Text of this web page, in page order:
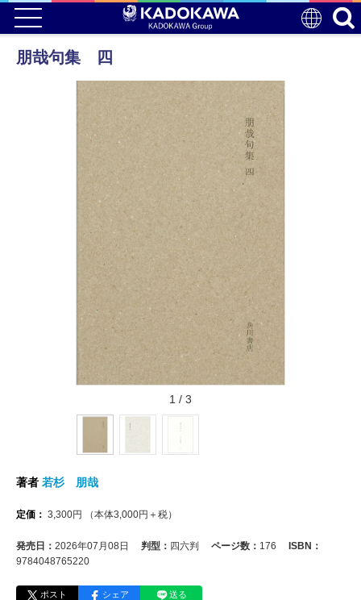
朋哉句集 四
1 / 3
著者 若杉 朋哉
定価： 3,300円 （本体3,000円＋税）
発売日： 2026年07月08日 判型： 四六判 ページ数： 176
ISBN：
9784048765220
ポスト シェア 送る